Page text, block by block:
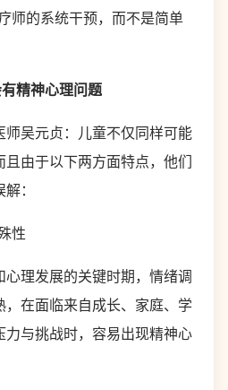
师的系统干预，而不是简单
精神心理问题
吴元贞：儿童不仅同样可能
由于以下两方面特点，他们
：
性
理发展的关键时期，情绪调
，在面临来自成长、家庭、学
力与挑战时，容易出现精神心